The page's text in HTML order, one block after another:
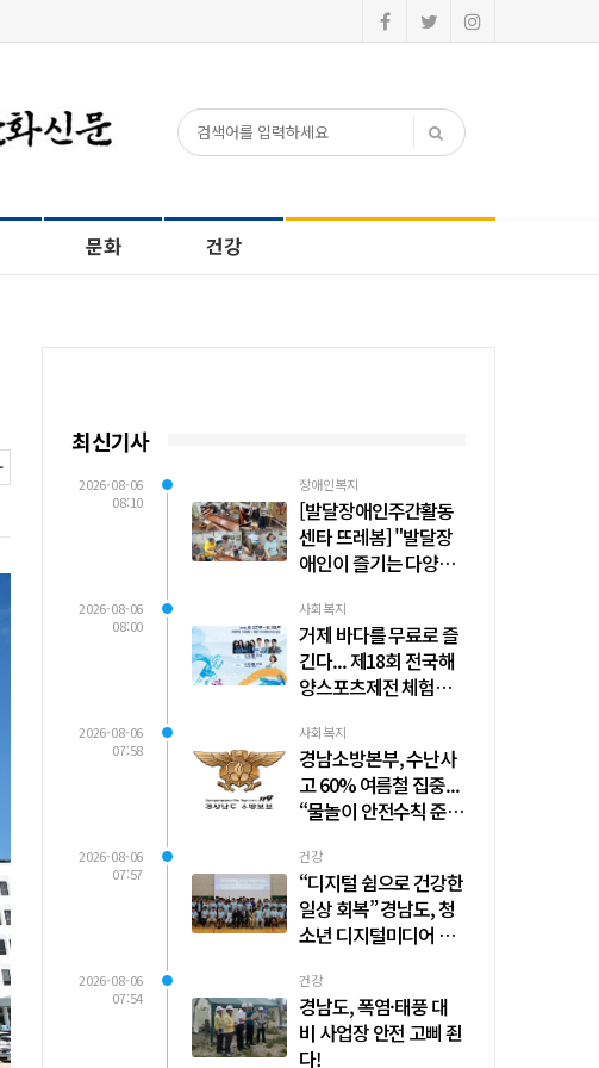
문화 건강
최신기사
2026-08-06
08:10
장애인복지
[발달장애인주간활동
센타 뜨레봄] "발달장
애인이 즐기는 다양한
2026-08-06
08:00
사회복지
거제 바다를 무료로 즐
긴다... 제18회 전국해
양스포츠제전 체험종
2026-08-06
07:58
사회복지
경남소방본부, 수난사
고 60% 여름철 집중...
“물놀이 안전수칙 준수
2026-08-06
07:57
건강
“디지털 쉼으로 건강한
일상 회복” 경남도, 청
소년 디지털미디어 과
2026-08-06
07:54
건강
경남도, 폭염·태풍 대
비 사업장 안전 고삐 죈
다!